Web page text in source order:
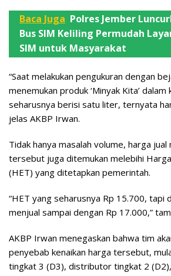
Baca Juga Polres Jember
Bus SIM Keliling Permudah
SIM untuk Masyarakat
“Saat melakukan pengukuran dengan
menemukan produk ‘Minyak Kita’
seharusnya berisi satu liter, ternyata
jelas AKBP Irwan.
Tidak hanya masalah volume, harga
tersebut juga ditemukan melebihi
(HET) yang ditetapkan pemerintah.
“HET yang seharusnya Rp 15.700, tapi
menjual sampai dengan Rp 17.000,”
AKBP Irwan menegaskan bahwa tim
penyebab kenaikan harga tersebut,
tingkat 3 (D3), distributor tingkat 2